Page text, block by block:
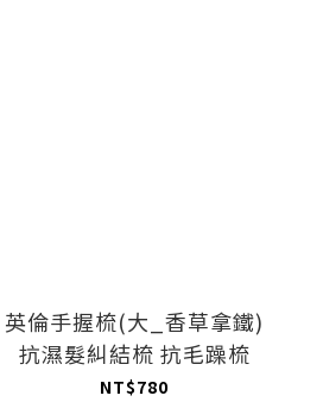
英倫手握梳(大_香草拿鐵)
抗濕髮糾結梳 抗毛躁梳
NT$780